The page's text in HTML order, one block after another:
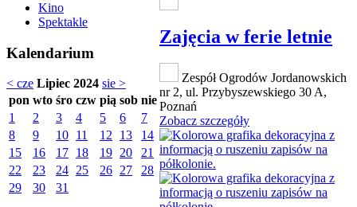
Kino
Spektakle
Kalendarium
< cze Lipiec 2024 sie >
pon wto śro czw pią sob nie
1
2 3 4 5 6
7
8
9 10 11 12 13
14
15
16 17 18 19 20
21
22
23 24 25 26 27
28
29
30 31
Zajęcia w ferie letnie
Zespół Ogrodów Jordanowskich
nr 2, ul. Przybyszewskiego 30 A,
Poznań
Zobacz szczegóły